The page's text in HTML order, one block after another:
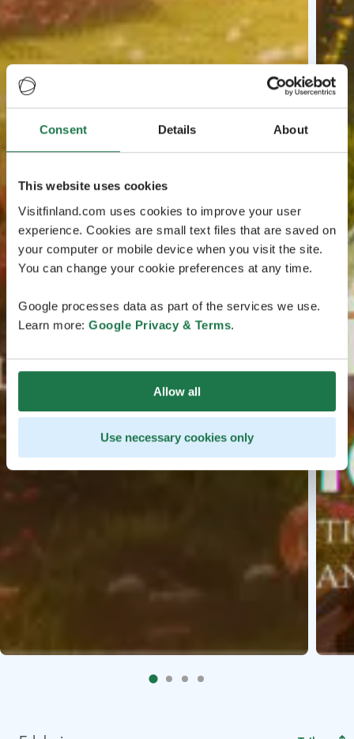
Consent Details About
This website uses cookies
Visitfinland.com uses cookies to improve your user
experience. Cookies are small text files that are saved on
your computer or mobile device when you visit the site.
You can change your cookie preferences at any time.
Google processes data as part of the services we use.
Learn more: Google Privacy & Terms.
Allow all
Use necessary cookies only